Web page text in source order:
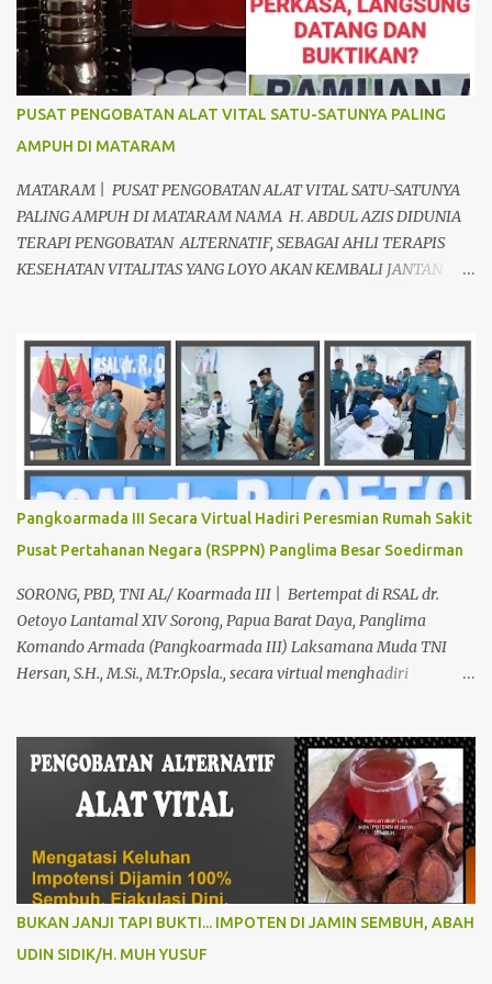
PUSAT PENGOBATAN ALAT VITAL SATU-SATUNYA PALING
AMPUH DI MATARAM
MATARAM | PUSAT PENGOBATAN ALAT VITAL SATU-SATUNYA
PALING AMPUH DI MATARAM NAMA H. ABDUL AZIS DIDUNIA
TERAPI PENGOBATAN ALTERNATIF, SEBAGAI AHLI TERAPIS
KESEHATAN VITALITAS YANG LOYO AKAN KEMBALI JANTAN
Prakteknya Yang sudah menyebar diseluruh daerah di Indonesia
Sangat Dibutuhkan di Mata Warga Membuat Pengobatan
Keperkasaan Pria, H. Abdul Azis sangat direkomendasikan. ANDA
INGIN MENCARI PENGOBATAN KEPERKASAAN Paling Ampuh Di
Kota Terdekat Di Mataram,? Kami Solusinya Jituh Ampuh , Tepat
Serta Dengan Waktu Yang Cepat Untuk Menyembuhkan Berbagai
keluhan Alat Vital Yang Anda Derita Atau Kurang Percaya Diri.
Pilih Salah Satu Keahlian Nya Sebab Pengobatan TRADISIONAL
Kami Memberikan Solusi Untuk Keharmonisan Rumah Tangga
Yang Benar-benar Manjur Khasiatnya, Dan Bertanggung Jawab
Serta Bergaransi.? Kali ini, H. Abdul Azis Hadir Di Pro...
Pangkoarmada III Secara Virtual Hadiri Peresmian Rumah Sakit
Pusat Pertahanan Negara (RSPPN) Panglima Besar Soedirman
SORONG, PBD, TNI AL/ Koarmada III | Bertempat di RSAL dr.
Oetoyo Lantamal XIV Sorong, Papua Barat Daya, Panglima
Komando Armada (Pangkoarmada III) Laksamana Muda TNI
Hersan, S.H., M.Si., M.Tr.Opsla., secara virtual menghadiri
tersebar di seluruh Indonesia, oleh Presiden Republik Indonesia Ir.
H. Jokowi Widodo yang didampingi Menteri Pertahanan RI
Prabowo Subianto, adapun peresmian tersebut diselenggarakan di
RSPPN, Jl. RC. Veteran Raya No.178, Bintaro, Kec. Pesanggrahan,
Kota Jakarta Selatan. Senin (19/02/24). Presiden Republik
Indonesia sangat menghargai dan mengapresiasi pembangunan
Rumah Sakit Pusat Pertahanan Negara Panglima Besar Sudirman
dan 25 Rumah Sakit TNI termasuk RSAL dr. Oetoyo Lantamal XIV
Sorong, yang diinisiasi oleh Kementerian Pertahanan, dan
BUKAN JANJI TAPI BUKTI... IMPOTEN DI JAMIN SEMBUH, ABAH
UDIN SIDIK/H. MUH YUSUF